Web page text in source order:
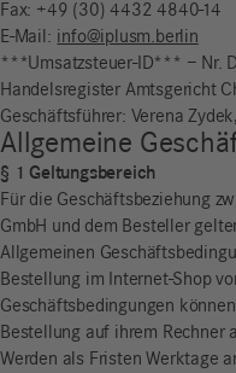
Fax: +49 (30) 4432 4840-14
E-Mail: info@iplusm.berlin
***Umsatzsteuer-ID*** – Nr.
Handelsregister Amtsgericht
Geschäftsführer: Verena
Allgemeine
§ 1 Geltungsbereich
Für die Geschäftsbeziehung
GmbH und dem Besteller
Allgemeinen
Bestellung im Internet-Shop
Geschäftsbedingungen
Bestellung auf ihrem Rechner
Werden als Fristen Werktage